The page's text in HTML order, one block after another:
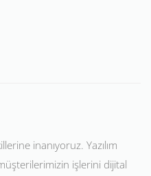
inanıyoruz. Yazılım
işlerini dijital